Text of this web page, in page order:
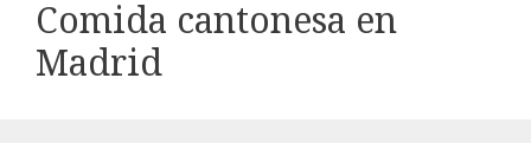
Comida cantonesa en
Madrid